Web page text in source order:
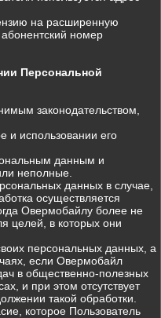
на расширенную
номер
Персональной
законодательством,
и использовании его
данным и
неполные.
данных в случае,
осуществляется
Овермобайлу более не
целей, в которых они
персональных данных, а
если Овермобайл
в общественно-полезных
и при этом отсутствует
такой обработки.
которое Пользователь